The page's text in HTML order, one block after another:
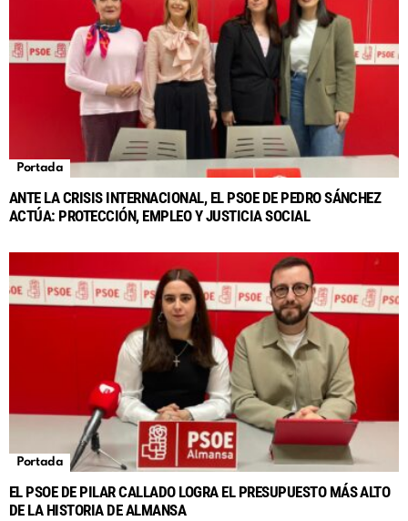
Portada
ANTE LA CRISIS INTERNACIONAL, EL PSOE DE PEDRO SÁNCHEZ
ACTÚA: PROTECCIÓN, EMPLEO Y JUSTICIA SOCIAL
Portada
EL PSOE DE PILAR CALLADO LOGRA EL PRESUPUESTO MÁS ALTO
DE LA HISTORIA DE ALMANSA